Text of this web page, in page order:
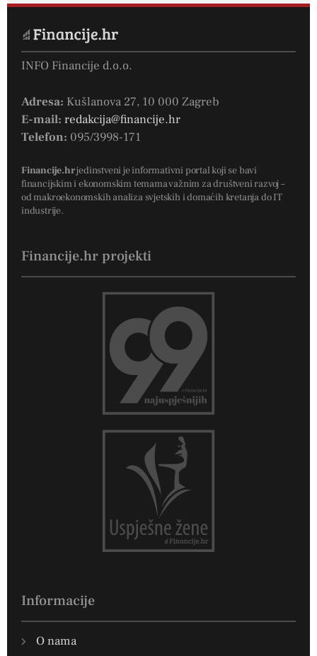
INFO Financije d.o.o.
Adresa: Kušlanova 27, 10 000 Zagreb
E-mail: redakcija@financije.hr
Telefon: 095/3998-171
Financije.hrjedinstveni je informativni portal koji se bavi
financijskim i ekonomskim temama važnim za društveni razvoj –
od makroekonomskih analiza svjetskih i domaćih kretanja do IT
industrije.
Financije.hr projekti
Informacije
O nama